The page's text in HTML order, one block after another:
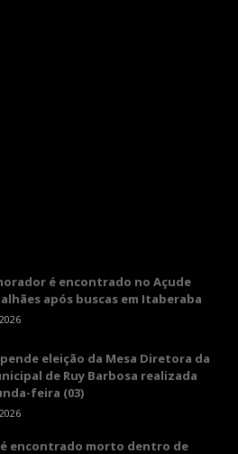
é encontrado no Açude
após buscas em Itaberaba
eleição da Mesa Diretora da
de Ruy Barbosa realizada
feira (03)
encontrado morto dentro de